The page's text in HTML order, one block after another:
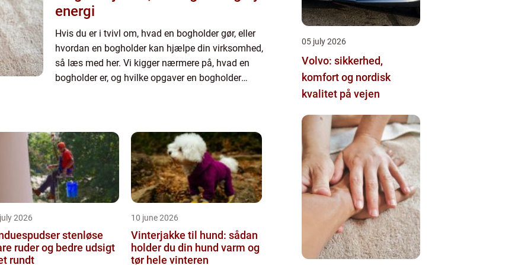
energi
Hvis du er i tvivl om, hvad en bogholder gør, eller
hvordan en bogholder kan hjælpe din virksomhed,
så læs med her. Vi kigger nærmere på, hvad en
bogholder er, og hvilke opgaver en bogholder
2026
stenløse
ruder og bedre udsigt
rundt
10 june 2026
Vinterjakke til hund: sådan
holder du din hund varm og
tør hele vinteren
05 july 2026
Volvo: sikkerhed,
komfort og nordisk
kvalitet på vejen